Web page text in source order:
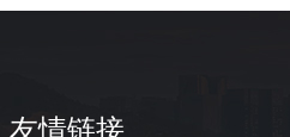
友情链接